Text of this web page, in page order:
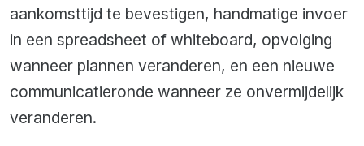
aankomsttijd te bevestigen, handmatige invoer
in een spreadsheet of whiteboard, opvolging
wanneer plannen veranderen, en een nieuwe
communicatieronde wanneer ze onvermijdelijk
veranderen.